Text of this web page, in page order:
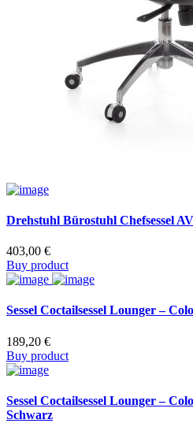
Drehstuhl Bürostuhl Chefsessel
403,00 €
Buy product
Sessel Coctailsessel Lounger –
189,20 €
Buy product
Sessel Coctailsessel Lounger –
Schwarz